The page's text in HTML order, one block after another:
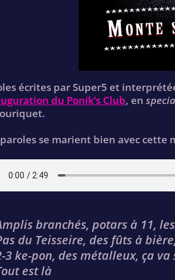
écrites par Super5 et
du Ponik’s Club, en
paroles se marient bien avec cette
branchés, potars à 11,
du Teisseire, des fûts à
3 ke-pon, des métalleux, ça
est là